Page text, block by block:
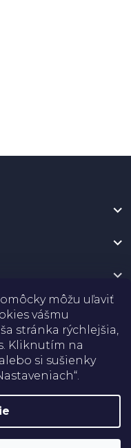
môžu uľaviť
vášmu
stránka rýchlejšia,
Kliknutím na
si sušienky